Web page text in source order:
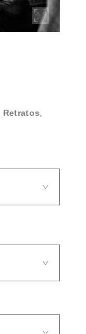
Retratos,